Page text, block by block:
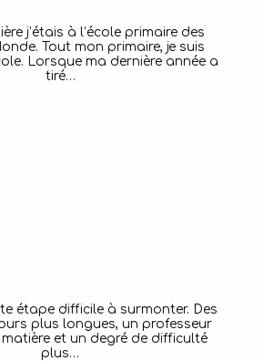
j’étais à l’école primaire des
Tout mon primaire, je suis
Lorsque ma dernière année a
tiré…
étape difficile à surmonter. Des
plus longues, un professeur
et un degré de difficulté
plus…